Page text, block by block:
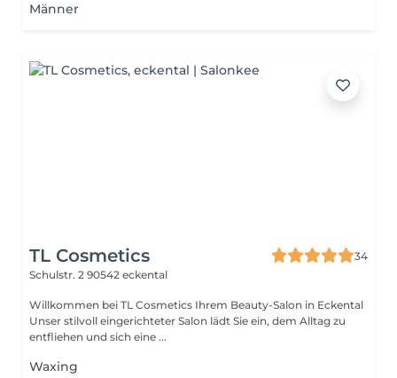
Männer
TL Cosmetics
34
Schulstr. 2 90542 eckental
Willkommen bei TL Cosmetics Ihrem Beauty-Salon in Eckental
Unser stilvoll eingerichteter Salon lädt Sie ein, dem Alltag zu
entfliehen und sich eine ...
Waxing